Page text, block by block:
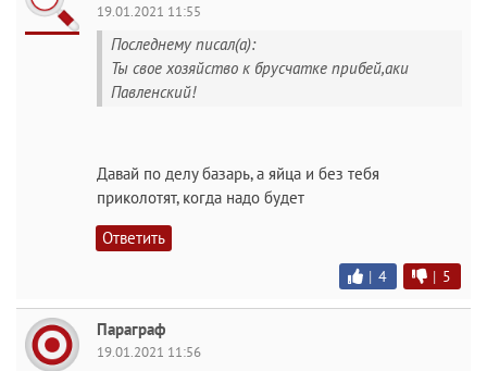
19.01.2021 11:55
Последнему писал(а):
Ты свое хозяйство к брусчатке прибей,аки
Павленский!
Давай по делу базарь, а яйца и без тебя
приколотят, когда надо будет
Ответить
| 4 | 5
Параграф
19.01.2021 11:56